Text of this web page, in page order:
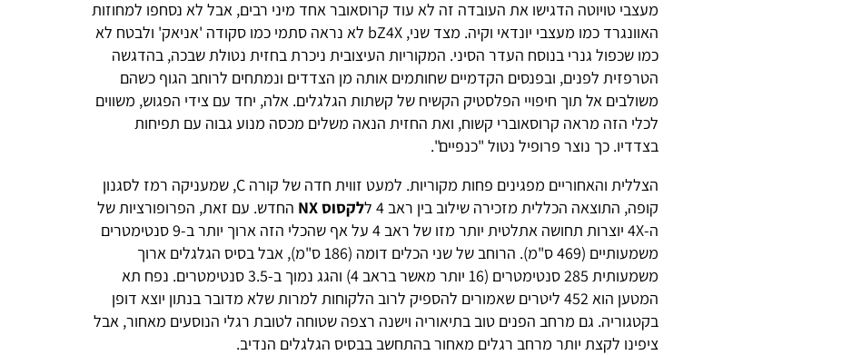
מעצבי טויוטה הדגישו את העובדה זה לא עוד קרוסאובר אחד מיני רבים, אבל לא נסחפו למחוזות
האוונגרד כמו מעצבי יונדאי וקיה. מצד שני, bZ4X לא נראה סתמי כמו סקודה 'אניאק' ולבטח לא
כמו שכפול גנרי בנוסח העדר הסיני. המקוריות העיצובית ניכרת בחזית נטולת שבכה, בהדגשה
הטרפזית לפנים, ובפנסים הקדמיים שחותמים אותה מן הצדדים ונמתחים לרוחב הגוף כשהם
משולבים אל תוך חיפויי הפלסטיק הקשיח של קשתות הגלגלים. אלה, יחד עם צידי הפגוש, משווים
לכלי הזה מראה קרוסאוברי קשוח, ואת החזית הנאה משלים מכסה מנוע גבוה עם תפיחות
בצדדיו. כך נוצר פרופיל נטול "כנפיים".
הצללית והאחוריים מפגינים פחות מקוריות. למעט זווית חדה של קורה C, שמעניקה רמז לסגנון
קופה, התוצאה הכללית מזכירה שילוב בין ראב 4 ל
לקסוס NX
החדש. עם זאת, הפרופורציות של
ה-4X יוצרות תחושה אתלטית יותר מזו של ראב 4 על אף שהכלי הזה ארוך יותר ב-9 סנטימטרים
משמעותיים (469 ס"מ). הרוחב של שני הכלים דומה (186 ס"מ), אבל בסיס הגלגלים ארוך
משמעותית 285 סנטימטרים (16 יותר מאשר בראב 4) והגג נמוך ב-3.5 סנטימטרים. נפח תא
המטען הוא 452 ליטרים שאמורים להספיק לרוב הלקוחות למרות שלא מדובר בנתון יוצא דופן
בקטגוריה. גם מרחב הפנים טוב בתיאוריה וישנה רצפה שטוחה לטובת רגלי הנוסעים מאחור, אבל
ציפינו לקצת יותר מרחב רגלים מאחור בהתחשב בבסיס הגלגלים הנדיב.